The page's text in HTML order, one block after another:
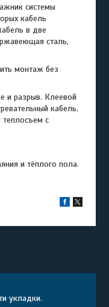
системы
кабель
в две
сталь,
монтаж без
и разрыв. Клеевой
кабель,
с
и тёплого пола.
укладки.